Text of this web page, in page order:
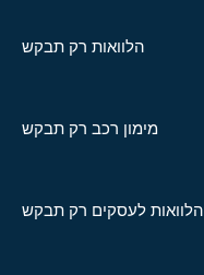
הלוואות רק תבקש
מימון רכב רק תבקש
הלוואות לעסקים רק תבקש